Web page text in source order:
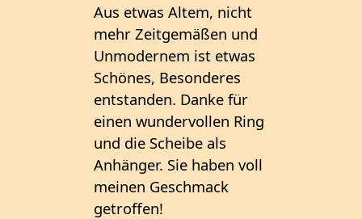
Aus etwas Altem, nicht
mehr Zeitgemäßen und
Unmodernem ist etwas
Schönes, Besonderes
entstanden. Danke für
einen wundervollen Ring
und die Scheibe als
Anhänger. Sie haben voll
meinen Geschmack
getroffen!